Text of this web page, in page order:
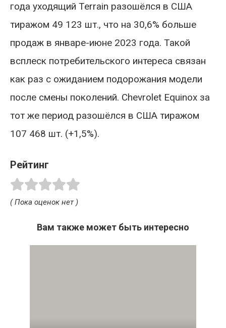
года уходящий Terrain разошёлся в США
тиражом 49 123 шт., что на 30,6% больше
продаж в январе-июне 2023 года. Такой
всплеск потребительского интереса связан
как раз с ожиданием подорожания модели
после смены поколений. Chevrolet Equinox за
тот же период разошёлся в США тиражом
107 468 шт. (+1,5%).
Рейтинг
( Пока оценок нет )
Вам также может быть интересно